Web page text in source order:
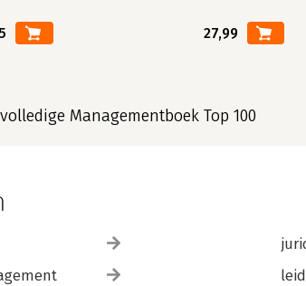
27,99
Managementboek Top 100